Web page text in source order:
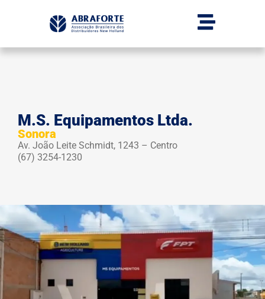
M.S. Equipamentos Ltda.
Sonora
Av. João Leite Schmidt, 1243 – Centro
(67) 3254-1230